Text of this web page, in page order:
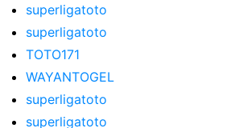
superligatoto
superligatoto
TOTO171
WAYANTOGEL
superligatoto
superligatoto